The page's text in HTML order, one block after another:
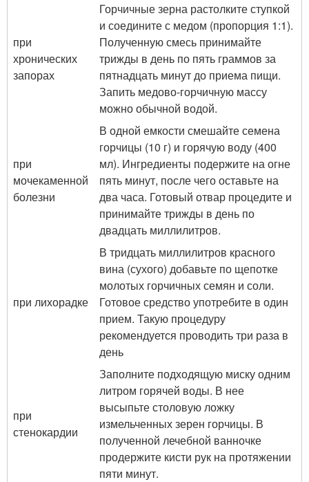
при
хронических
запорах
Горчичные зерна растолките ступкой
и соедините с медом (пропорция 1:1).
Полученную смесь принимайте
трижды в день по пять граммов за
пятнадцать минут до приема пищи.
Запить медово-горчичную массу
можно обычной водой.
при
мочекаменной
болезни
В одной емкости смешайте семена
горчицы (10 г) и горячую воду (400
мл). Ингредиенты подержите на огне
пять минут, после чего оставьте на
два часа. Готовый отвар процедите и
принимайте трижды в день по
двадцать миллилитров.
при лихорадке
В тридцать миллилитров красного
вина (сухого) добавьте по щепотке
молотых горчичных семян и соли.
Готовое средство употребите в один
прием. Такую процедуру
рекомендуется проводить три раза в
день
при
стенокардии
Заполните подходящую миску одним
литром горячей воды. В нее
высыпьте столовую ложку
измельченных зерен горчицы. В
полученной лечебной ванночке
продержите кисти рук на протяжении
пяти минут.